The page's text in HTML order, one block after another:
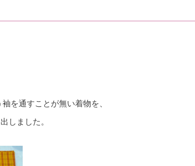
を通すことが無い着物を、
しました。